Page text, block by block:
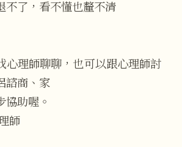
不了，看不懂也釐不清
心理師聊聊，也可以跟心理師討
諮商、家
協助喔。
師